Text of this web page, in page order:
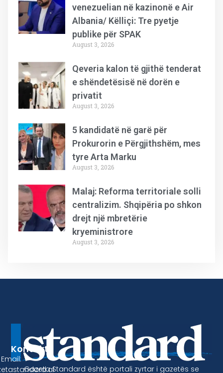
venezuelian në kazinonë e Air
Albania/ Këlliçi: Tre pyetje
publike për SPAK
August 3, 2026
Qeveria kalon të gjithë tenderat
e shëndetësisë në dorën e
privatit
August 3, 2026
5 kandidatë në garë për
Prokurorin e Përgjithshëm, mes
tyre Arta Marku
August 3, 2026
Malaj: Reforma territoriale solli
centralizim. Shqipëria po shkon
drejt një mbretërie
kryeministrore
August 3, 2026
Gazeta Standard është portali zyrtar i gazetës se
Kontakt
Email: